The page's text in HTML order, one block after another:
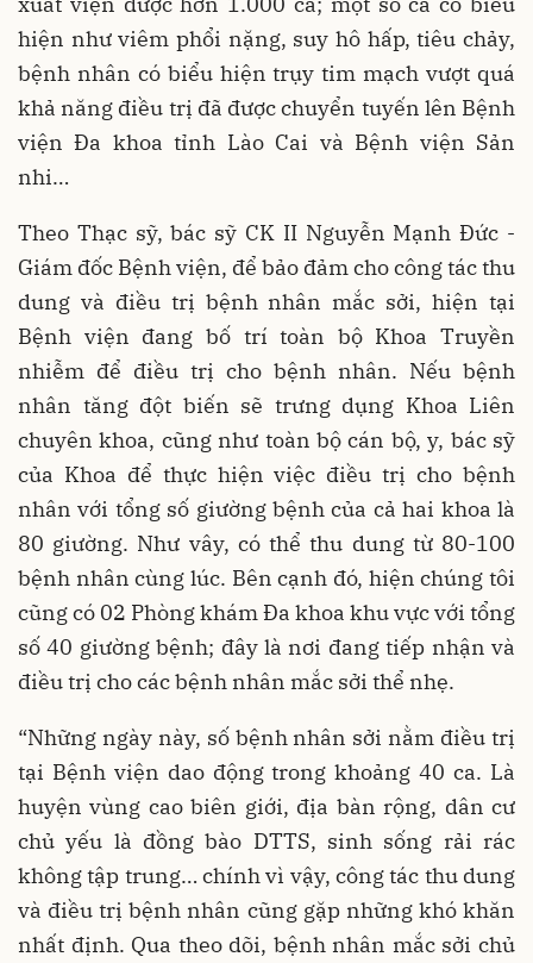
hiện như viêm phổi nặng, suy hô hấp, tiêu chảy,
bệnh nhân có biểu hiện trụy tim mạch vượt quá
khả năng điều trị đã được chuyển tuyến lên Bệnh
viện Đa khoa tỉnh Lào Cai và Bệnh viện Sản
nhi…
Theo Thạc sỹ, bác sỹ CK II Nguyễn Mạnh Đức -
Giám đốc Bệnh viện, để bảo đảm cho công tác thu
dung và điều trị bệnh nhân mắc sởi, hiện tại
Bệnh viện đang bố trí toàn bộ Khoa Truyền
nhiễm để điều trị cho bệnh nhân. Nếu bệnh
nhân tăng đột biến sẽ trưng dụng Khoa Liên
chuyên khoa, cũng như toàn bộ cán bộ, y, bác sỹ
của Khoa để thực hiện việc điều trị cho bệnh
nhân với tổng số giường bệnh của cả hai khoa là
80 giường. Như vây, có thể thu dung từ 80-100
bệnh nhân cùng lúc. Bên cạnh đó, hiện chúng tôi
cũng có 02 Phòng khám Đa khoa khu vực với tổng
số 40 giường bệnh; đây là nơi đang tiếp nhận và
điều trị cho các bệnh nhân mắc sởi thể nhẹ.
“Những ngày này, số bệnh nhân sởi nằm điều trị
tại Bệnh viện dao động trong khoảng 40 ca. Là
huyện vùng cao biên giới, địa bàn rộng, dân cư
chủ yếu là đồng bào DTTS, sinh sống rải rác
không tập trung… chính vì vậy, công tác thu dung
và điều trị bệnh nhân cũng gặp những khó khăn
nhất định. Qua theo dõi, bệnh nhân mắc sởi chủ